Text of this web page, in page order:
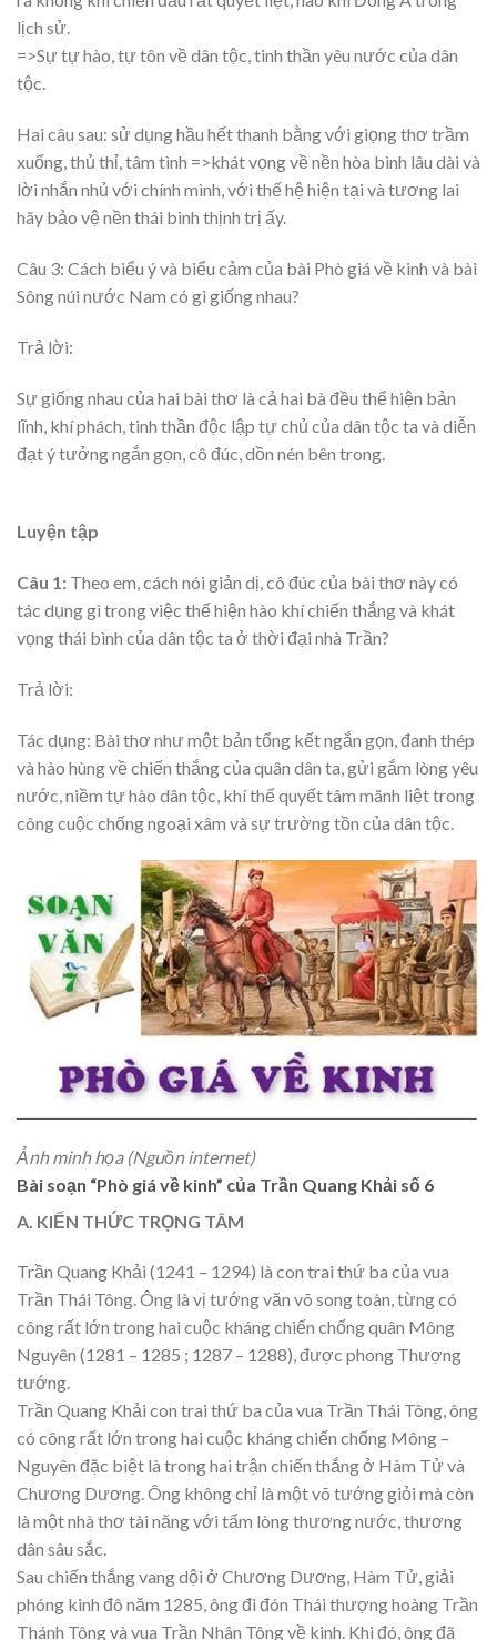
lịch sử.
=>Sự tự hào, tự tôn về dân tộc, tinh thần yêu nước của dân
tộc.
Hai câu sau: sử dụng hầu hết thanh bằng với giọng thơ trầm
xuống, thủ thỉ, tâm tình =>khát vọng về nền hòa bình lâu dài và
lời nhắn nhủ với chính mình, với thế hệ hiện tại và tương lai
hãy bảo vệ nền thái bình thịnh trị ấy.
Câu 3: Cách biểu ý và biểu cảm của bài Phò giá về kinh và bài
Sông núi nước Nam có gì giống nhau?
Trả lời:
Sự giống nhau của hai bài thơ là cả hai bà đều thể hiện bản
lĩnh, khí phách, tinh thần độc lập tự chủ của dân tộc ta và diễn
đạt ý tưởng ngắn gọn, cô đúc, dồn nén bên trong.
Luyện tập
Câu 1: Theo em, cách nói giản dị, cô đúc của bài thơ này có
tác dụng gì trong việc thế hiện hào khí chiến thắng và khát
vọng thái bình của dân tộc ta ở thời đại nhà Trần?
Trả lời:
Tác dụng: Bài thơ như một bản tổng kết ngắn gọn, đanh thép
và hào hùng về chiến thắng của quân dân ta, gửi gắm lòng yêu
nước, niềm tự hào dân tộc, khí thế quyết tâm mãnh liệt trong
công cuộc chống ngoại xâm và sự trường tồn của dân tộc.
Ảnh minh họa (Nguồn internet)
Bài soạn “Phò giá về kinh” của Trần Quang Khải số 6
A. KIẾN THỨC TRỌNG TÂM
Trần Quang Khải (1241 – 1294) là con trai thứ ba của vua
Trần Thái Tông. Ông là vị tướng văn võ song toàn, từng có
công rất lớn trong hai cuộc kháng chiến chống quân Mông
Nguyên (1281 – 1285 ; 1287 – 1288), được phong Thượng
tướng.
Trần Quang Khải con trai thứ ba của vua Trần Thái Tông, ông
có công rất lớn trong hai cuộc kháng chiến chống Mông –
Nguyên đặc biệt là trong hai trận chiến thắng ở Hàm Tử và
Chương Dương. Ông không chỉ là một võ tướng giỏi mà còn
là một nhà thơ tài năng với tấm lòng thương nước, thương
dân sâu sắc.
Sau chiến thắng vang dội ở Chương Dương, Hàm Tử, giải
phóng kinh đô năm 1285, ông đi đón Thái thượng hoàng Trần
Thánh Tông và vua Trần Nhân Tông về kinh. Khi đó, ông đã